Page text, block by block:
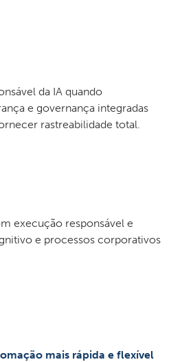
da IA quando
e governança integradas
rastreabilidade total.
execução responsável e
e processos corporativos
mais rápida e flexível